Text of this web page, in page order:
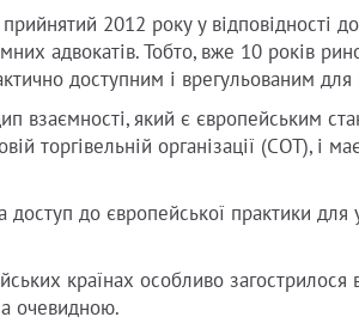
прийнятий 2012 року у відповідності
адвокатів. Тобто, вже 10 років
доступним і врегульованим
взаємності, який є європейським
торгівельній організації (СОТ), і
доступ до європейської практики для
країнах особливо загострилося
очевидною.